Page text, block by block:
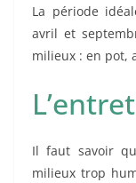
La période
avril et
milieux : en pot,
Il faut savoir
milieux trop